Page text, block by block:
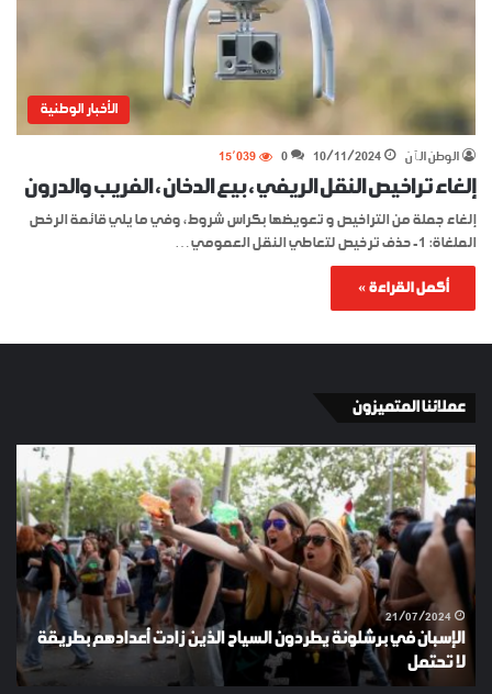
الأخبار الوطنية
الوطن الٱن 10/11/2024
0 15٬039
إلغاء تراخيص النقل الريفي ، بيع الدخان‬ ، الفريب والدرون
إلغاء جملة من التراخيص و تعويضها بكراس شروط، وفي ما يلي قائمة الرخص
الملغاة: 1- حذف ترخيص لتعاطي النقل العمومي…
أكمل القراءة »
عملائنا المتميزون
الإسبان
في
برشلونة
يطردون
السياح
الذين
زادت
أعدادهم
بطريقة
تحتمل
21/07/2024
الإسبان في برشلونة يطردون السياح الذين زادت أعدادهم بطريقة
لا تحتمل